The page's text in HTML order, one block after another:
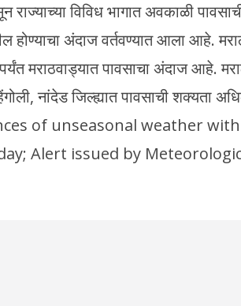
राज्याच्या विविध भागात अवकाळी
होण्याचा अंदाज वर्तवण्यात आला आहे.
मराठवाड्यात पावसाचा अंदाज आहे.
नांदेड जिल्ह्यात पावसाची शक्यता
of unseasonal weather
Alert issued by